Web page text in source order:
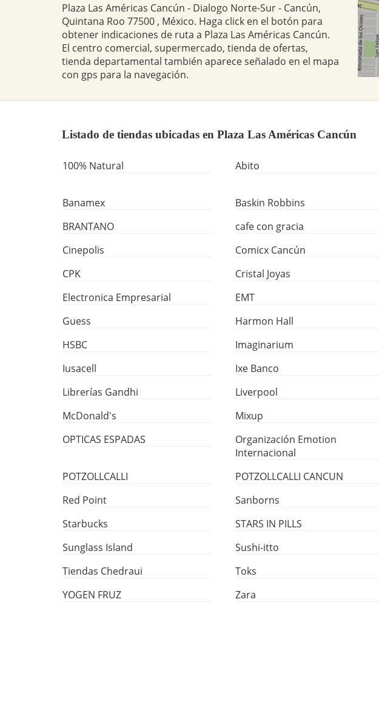
Plaza Las Américas Cancún - Dialogo Norte-Sur - Cancún,
Quintana Roo 77500 , México. Haga click en el botón para
obtener indicaciones de ruta a Plaza Las Américas Cancún.
El centro comercial, supermercado, tienda de ofertas,
tienda departamental también aparece señalado en el mapa
con gps para la navegación.
Listado de tiendas ubicadas en Plaza Las Américas Cancún
100% Natural Abito
Banamex
Baskin Robbins
BRANTANO
cafe con gracia
Cinepolis
Comicx Cancún
CPK
Cristal Joyas
Electronica Empresarial
EMT
Guess
Harmon Hall
HSBC
Imaginarium
Iusacell
Ixe Banco
Librerías Gandhi
Liverpool
McDonald's
Mixup
OPTICAS ESPADAS
Organización Emotion
Internacional
POTZOLLCALLI POTZOLLCALLI CANCUN
Red Point
Sanborns
Starbucks
STARS IN PILLS
Sunglass Island
Sushi-itto
Tiendas Chedraui
Toks
YOGEN FRUZ
Zara